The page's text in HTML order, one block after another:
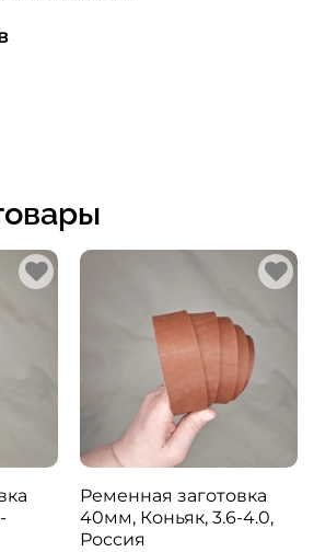
Ременная заготовка
40мм, Коньяк, 3.6-4.0,
Россия